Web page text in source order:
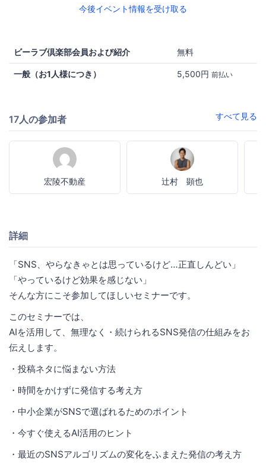
今後イベント情報を受け取る
ビーラブ倶楽部会員および紹介 無料
一般（お1人様につき） 5,500円 前払い
17人の参加者 すべて見る
宏陵不動産 辻村 顕也
詳細
「SNS、やらなきゃとは思っているけど…正直しんどい」
「やっているけど効果を感じない」
そんな方にこそ参加してほしいセミナーです。
このセミナーでは、
AIを活用して、無理なく・続けられるSNS発信の仕組みをお
伝えします。
・投稿ネタに悩まない方法
・時間をかけずに発信する考え方
・中小企業がSNSで選ばれるためのポイント
・今すぐ使えるAI活用のヒント
・最近のSNSアルゴリズムの変化をふまえた発信の考え方